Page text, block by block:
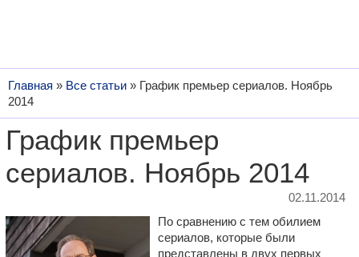
Главная » Все статьи » График премьер сериалов. Ноябрь
2014
График премьер
сериалов. Ноябрь 2014
02.11.2014
По сравнению с тем обилием
сериалов, которые были
представлены в двух первых